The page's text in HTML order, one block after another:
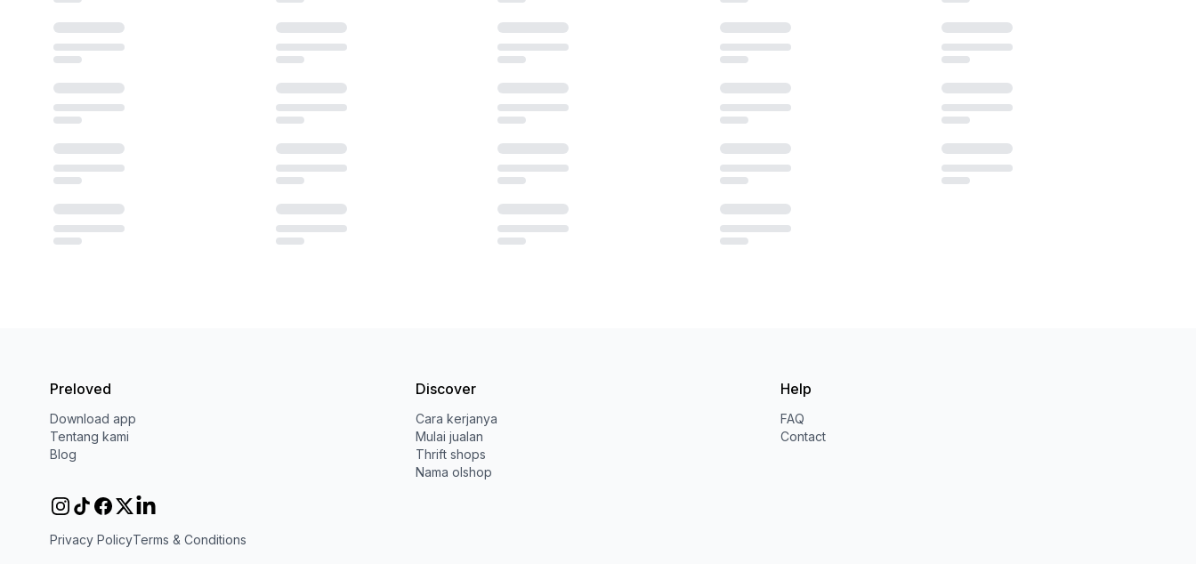
Preloved
Download app
Tentang kami
Blog
Discover
Cara kerjanya
Mulai jualan
Thrift shops
Nama olshop
Help
FAQ
Contact
Privacy PolicyTerms & Conditions